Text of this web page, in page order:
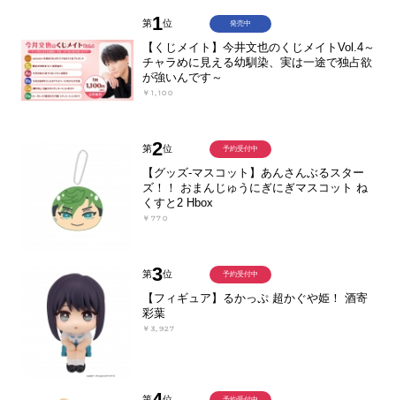
第1位
【くじメイト】今井文也のくじメイトVol.4～
チャラめに見える幼馴染、実は一途で独占欲
が強いんです～
￥1,100
発売中
第2位
【グッズ-マスコット】あんさんぶるスター
ズ！！ おまんじゅうにぎにぎマスコット ね
くすと2 Hbox
￥770
予約受付中
第3位
【フィギュア】るかっぷ 超かぐや姫！ 酒寄
彩葉
￥3,927
予約受付中